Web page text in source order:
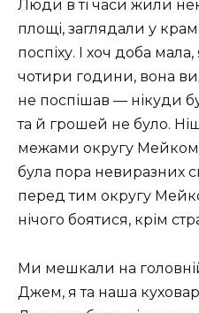
Люди в ті часи жили
площі, заглядали у
поспіху. І хоч доба
чотири години, вона
не поспішав — нікуди
та й грошей не було.
межами округу
була пора невиразних
перед тим округу
нічого боятися, крім
Ми мешкали на
Джем, я та наша